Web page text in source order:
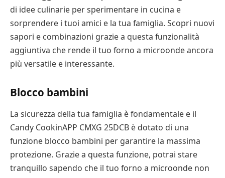
di idee culinarie per sperimentare in cucina e
sorprendere i tuoi amici e la tua famiglia. Scopri nuovi
sapori e combinazioni grazie a questa funzionalità
aggiuntiva che rende il tuo forno a microonde ancora
più versatile e interessante.
Blocco bambini
La sicurezza della tua famiglia è fondamentale e il
Candy CookinAPP CMXG 25DCB è dotato di una
funzione blocco bambini per garantire la massima
protezione. Grazie a questa funzione, potrai stare
tranquillo sapendo che il tuo forno a microonde non